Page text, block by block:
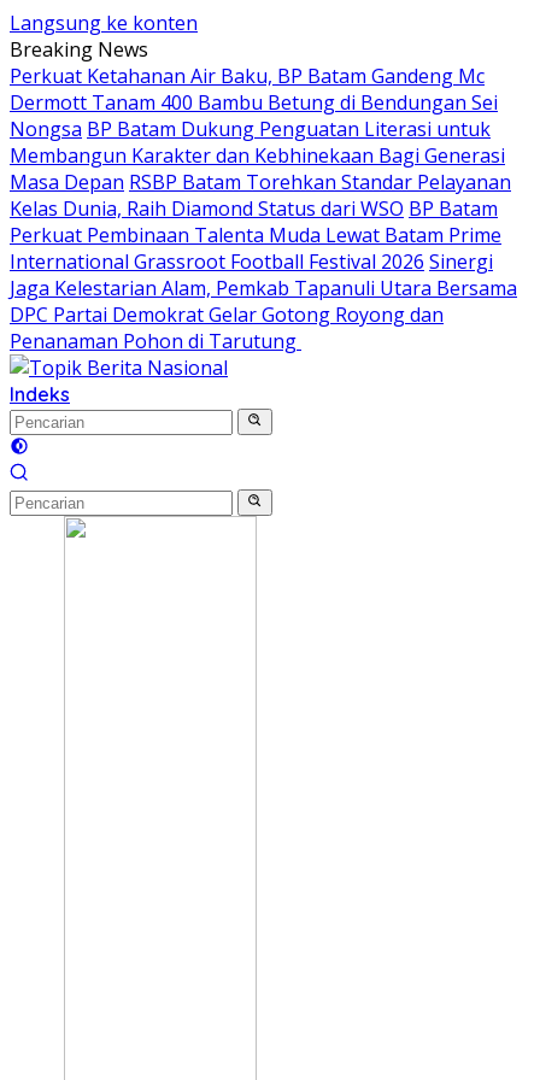
Langsung ke konten
Breaking News
Perkuat Ketahanan Air Baku, BP Batam Gandeng Mc
Dermott Tanam 400 Bambu Betung di Bendungan Sei
Nongsa BP Batam Dukung Penguatan Literasi untuk
Membangun Karakter dan Kebhinekaan Bagi Generasi
Masa Depan RSBP Batam Torehkan Standar Pelayanan
Kelas Dunia, Raih Diamond Status dari WSO BP Batam
Perkuat Pembinaan Talenta Muda Lewat Batam Prime
International Grassroot Football Festival 2026 Sinergi
Jaga Kelestarian Alam, Pemkab Tapanuli Utara Bersama
DPC Partai Demokrat Gelar Gotong Royong dan
Penanaman Pohon di Tarutung ‎
Indeks